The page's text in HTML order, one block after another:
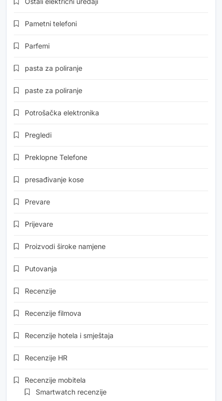
Pametni telefoni
Parfemi
pasta za poliranje
paste za poliranje
Potrošačka elektronika
Pregledi
Preklopne Telefone
presađivanje kose
Prevare
Prijevare
Proizvodi široke namjene
Putovanja
Recenzije
Recenzije filmova
Recenzije hotela i smještaja
Recenzije HR
Recenzije mobitela
Smartwatch recenzije